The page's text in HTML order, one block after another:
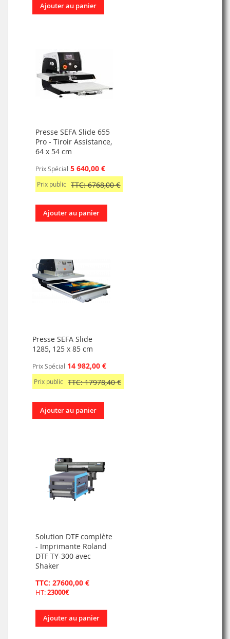
Ajouter au panier
Presse SEFA Slide 655
Pro - Tiroir Assistance,
64 x 54 cm
Prix Spécial 5 640,00 €
Prix public TTC: 6768,00 €
Ajouter au panier
Presse SEFA Slide
1285, 125 x 85 cm
Prix Spécial 14 982,00 €
Prix public TTC: 17978,40 €
Ajouter au panier
Solution DTF complète
- Imprimante Roland
DTF TY-300 avec
Shaker
TTC: 27600,00 €
HT:23000€
Ajouter au panier